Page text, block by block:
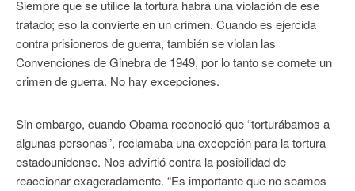
Siempre que se utilice la tortura habrá una violación de ese
tratado; eso la convierte en un crimen. Cuando es ejercida
contra prisioneros de guerra, también se violan las
Convenciones de Ginebra de 1949, por lo tanto se comete un
crimen de guerra. No hay excepciones.
Sin embargo, cuando Obama reconoció que “torturábamos a
algunas personas”, reclamaba una excepción para la tortura
estadounidense. Nos advirtió contra la posibilidad de
reaccionar exageradamente. “Es importante que no seamos